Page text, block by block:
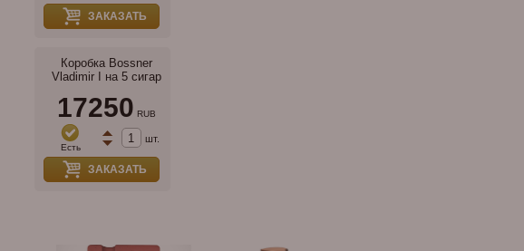
ЗАКАЗАТЬ
Коробка Bossner
Vladimir I на 5 сигар
17250 RUB
Есть
шт.
ЗАКАЗАТЬ